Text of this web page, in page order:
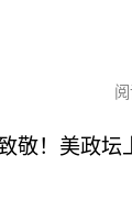
敬！美政坛